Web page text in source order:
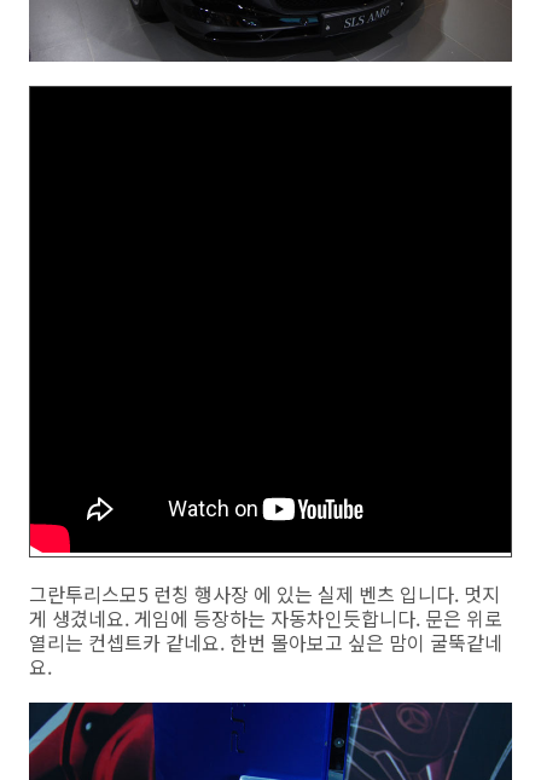
그란투리스모5 런칭 행사장 에 있는 실제 벤츠 입니다. 멋지
게 생겼네요. 게임에 등장하는 자동차인듯합니다. 문은 위로
열리는 컨셉트카 같네요. 한번 몰아보고 싶은 맘이 굴뚝같네
요.